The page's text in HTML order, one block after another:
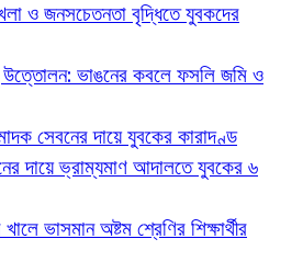
ও জনসচেতনতা বৃদ্ধিতে যুবকদের
উত্তোলন: ভাঙনের কবলে ফসলি জমি ও
সেবনের দায়ে যুবকের কারাদণ্ড
দায়ে ভ্রাম্যমাণ আদালতে যুবকের ৬
ভাসমান অষ্টম শ্রেণির শিক্ষার্থীর